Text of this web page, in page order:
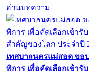
อ่านบทความ
เทศบาลนครแม่สอด ขอ
พิการ เพื่อคัดเลือกเข้า